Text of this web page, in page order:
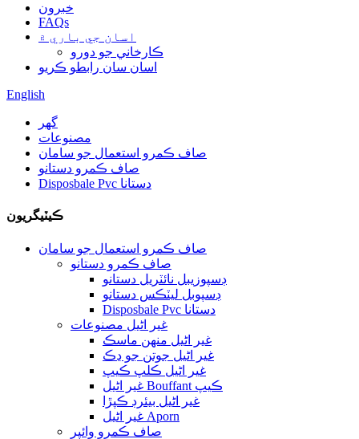
خبرون
FAQs
اسان جي باري ۾
ڪارخاني جو دورو
اسان سان رابطو ڪريو
English
گهر
مصنوعات
صاف ڪمرو استعمال جو سامان
صاف ڪمرو دستانو
Disposbale Pvc دستانا
ڪيٽيگريون
صاف ڪمرو استعمال جو سامان
صاف ڪمرو دستانو
ڊسپوزيبل نائٽريل دستانو
ڊسپوبل ليٽڪس دستانو
Disposbale Pvc دستانا
غير اڻيل مصنوعات
غير اڻيل منهن ماسڪ
غير اڻيل جوتن جو ڍڪ
غير اڻيل ڪلپ ڪيپ
غير اڻيل Bouffant ڪيپ
غير اڻيل بيئرڊ ڪپڙا
غير اڻيل Aporn
صاف ڪمرو وائپر